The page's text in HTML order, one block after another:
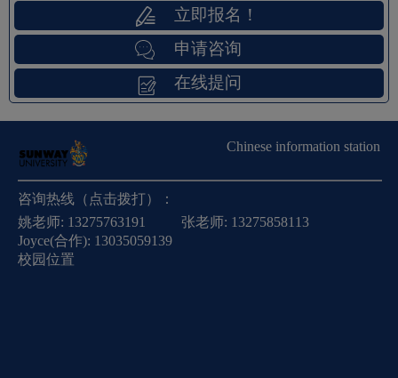
立即报名！
申请咨询
在线提问
Chinese information station
咨询热线（点击拨打）：
姚老师: 13275763191 张老师: 13275858113
Joyce(合作): 13035059139
校园位置